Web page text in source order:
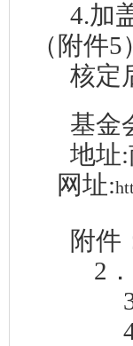
4.加
（附件5
核定
基金
地址
网址:
附件
2．